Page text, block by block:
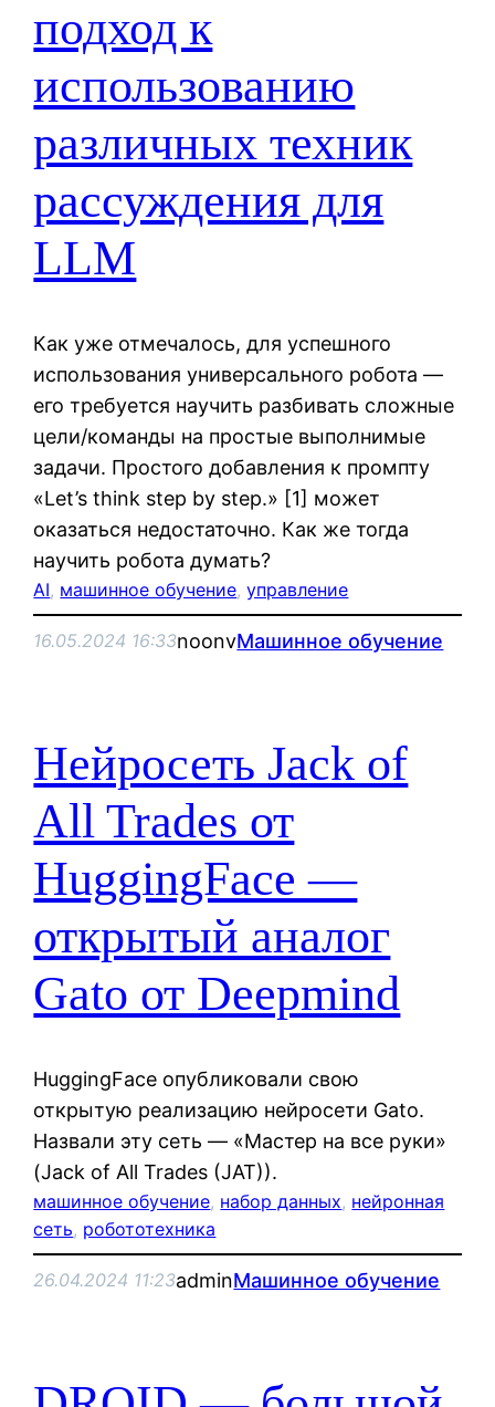
подход к
использованию
различных техник
рассуждения для
LLM
Как уже отмечалось, для успешного
использования универсального робота —
его требуется научить разбивать сложные
цели/команды на простые выполнимые
задачи. Простого добавления к промпту
«Let’s think step by step.» [1] может
оказаться недостаточно. Как же тогда
научить робота думать?
AI, машинное обучение, управление
16.05.2024 16:33noonvМашинное обучение
Нейросеть Jack of
All Trades от
HuggingFace —
открытый аналог
Gato от Deepmind
HuggingFace опубликовали свою
открытую реализацию нейросети Gato.
Назвали эту сеть — «Мастер на все руки»
(Jack of All Trades (JAT)).
машинное обучение, набор данных, нейронная
сеть, робототехника
26.04.2024 11:23adminМашинное обучение